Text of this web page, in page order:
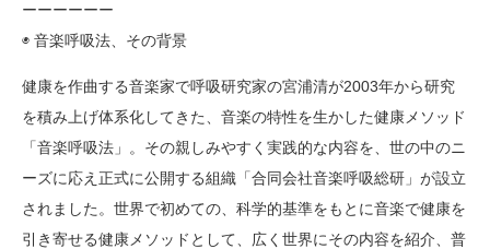
ーーーーーー
◉ 音楽呼吸法、その背景
健康を作曲する音楽家で呼吸研究家の宮浦清が2003年から研究
を積み上げ体系化してきた、音楽の特性を生かした健康メソッド
「音楽呼吸法」。その親しみやすく実践的な内容を、世の中のニ
ーズに応え正式に公開する組織「合同会社音楽呼吸総研」が設立
されました。世界で初めての、科学的基準をもとに音楽で健康を
引き寄せる健康メソッドとして、広く世界にその内容を紹介、普